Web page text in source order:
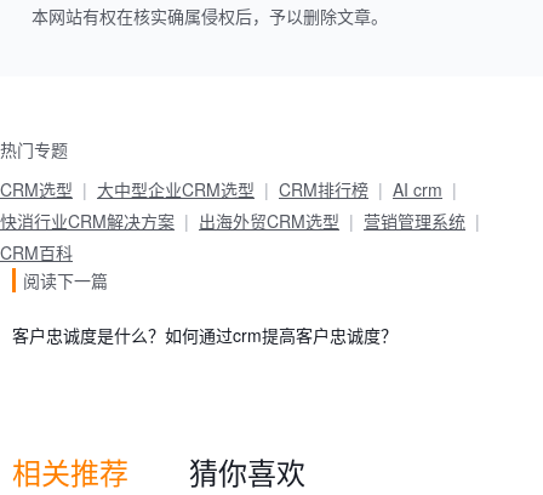
本网站有权在核实确属侵权后，予以删除文章。
热门专题
CRM选型
大中型企业CRM选型 CRM排行榜
AI crm
快消行业CRM解决方案
出海外贸CRM选型
营销管理系统
CRM百科
阅读下一篇
客户忠诚度是什么？如何通过crm提高客户忠诚度？
相关推荐 猜你喜欢